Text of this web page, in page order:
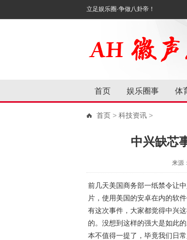
立足娱乐圈·争做八卦帝！
首页 娱乐圈事 体
首页 > 科技资讯 >
中兴缺芯
来源
前几天美国商务部一纸禁令让
片，使用美国的安卓在内的软
有这次事件，大家都觉得中兴
的。没想到这样的强大是如此
本不值得一提了，毕竟我们日